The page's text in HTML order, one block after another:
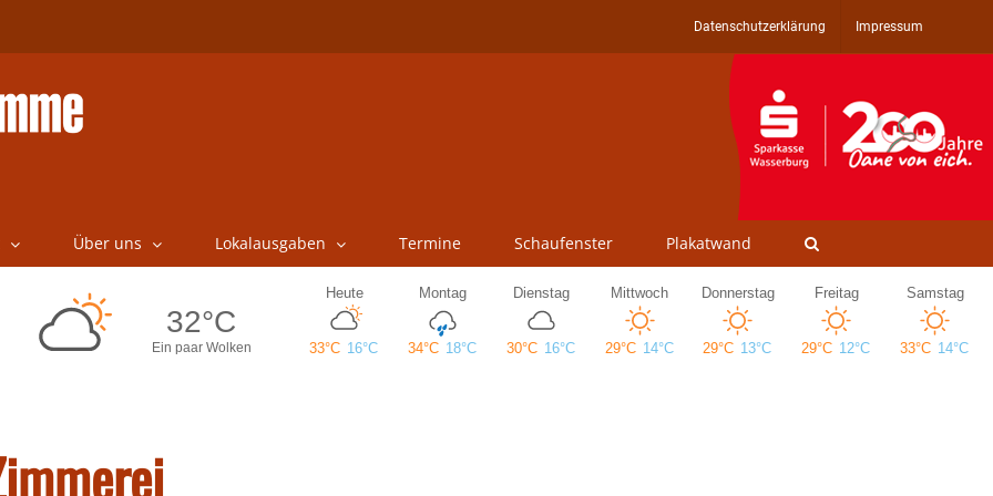
Datenschutzerklärung Impressum
Über uns Lokalausgaben Termine Schaufenster Plakatwand